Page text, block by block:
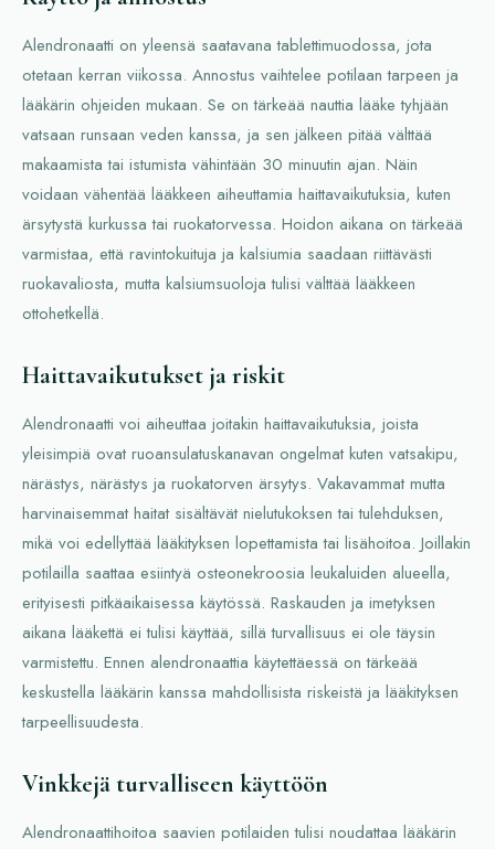
Alendronaatti on yleensä saatavana tablettimuodossa, jota
otetaan kerran viikossa. Annostus vaihtelee potilaan tarpeen ja
lääkärin ohjeiden mukaan. Se on tärkeää nauttia lääke tyhjään
vatsaan runsaan veden kanssa, ja sen jälkeen pitää välttää
makaamista tai istumista vähintään 30 minuutin ajan. Näin
voidaan vähentää lääkkeen aiheuttamia haittavaikutuksia, kuten
ärsytystä kurkussa tai ruokatorvessa. Hoidon aikana on tärkeää
varmistaa, että ravintokuituja ja kalsiumia saadaan riittävästi
ruokavaliosta, mutta kalsiumsuoloja tulisi välttää lääkkeen
ottohetkellä.
Haittavaikutukset ja riskit
Alendronaatti voi aiheuttaa joitakin haittavaikutuksia, joista
yleisimpiä ovat ruoansulatuskanavan ongelmat kuten vatsakipu,
närästys, närästys ja ruokatorven ärsytys. Vakavammat mutta
harvinaisemmat haitat sisältävät nielutukoksen tai tulehduksen,
mikä voi edellyttää lääkityksen lopettamista tai lisähoitoa. Joillakin
potilailla saattaa esiintyä osteonekroosia leukaluiden alueella,
erityisesti pitkäaikaisessa käytössä. Raskauden ja imetyksen
aikana lääkettä ei tulisi käyttää, sillä turvallisuus ei ole täysin
varmistettu. Ennen alendronaattia käytettäessä on tärkeää
keskustella lääkärin kanssa mahdollisista riskeistä ja lääkityksen
tarpeellisuudesta.
Vinkkejä turvalliseen käyttöön
Alendronaattihoitoa saavien potilaiden tulisi noudattaa lääkärin